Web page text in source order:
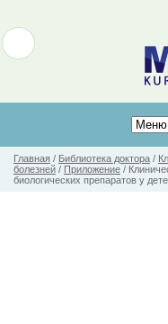
Главная / Библиотека доктора /
болезней / Приложение /
биологических препаратов у